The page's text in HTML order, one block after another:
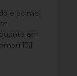
e acima
em
10,1